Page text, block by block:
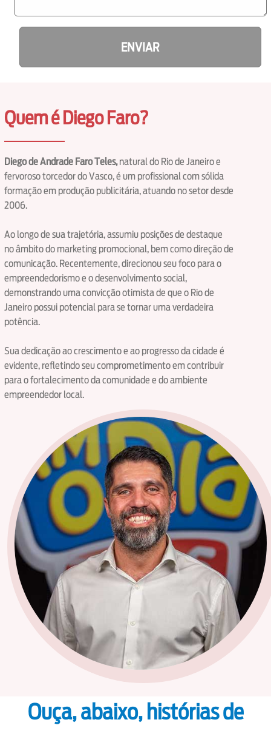
ENVIAR
Quem é Diego Faro?
Diego de Andrade Faro Teles,natural do Rio de Janeiro e
fervoroso torcedor do Vasco, é um profissional com sólida
formação em produção publicitária, atuando no setor desde
2006.
Ao longo de sua trajetória, assumiu posições de destaque
no âmbito do marketing promocional, bem como direção de
comunicação. Recentemente, direcionou seu foco para o
empreendedorismo e o desenvolvimento social,
demonstrando uma convicção otimista de que o Rio de
Janeiro possui potencial para se tornar uma verdadeira
potência.
Sua dedicação ao crescimento e ao progresso da cidade é
evidente, refletindo seu comprometimento em contribuir
para o fortalecimento da comunidade e do ambiente
empreendedor local.
Ouça, abaixo, histórias de